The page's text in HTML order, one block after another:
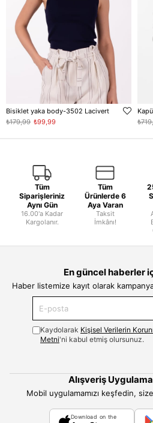
Bisiklet yaka body-3502 Lacivert
₺99,99
₺179,99
Tüm
Siparişleriniz
Aynı Gün
16.00'a Kadar
Kargolanır.
Tüm
Ürünlerde 6
Aya Varan
Taksit
İmkânı!
En güncel haberler
Haber listemize kayıt olarak
Kaydolarak Kişisel Verilerin
Metni'ni kabul etmiş olursunuz.
Alışveriş
Mobil uygulamamızı keşfedin,
Download on the